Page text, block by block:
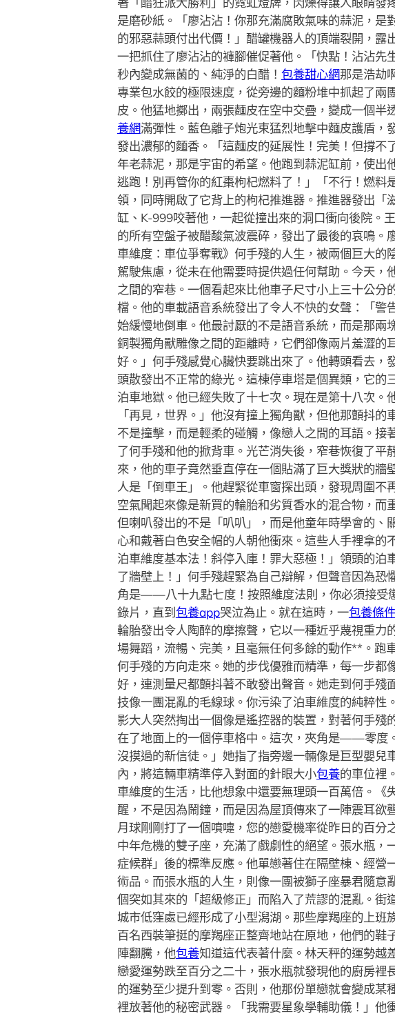
是磨砂紙。「廖沾沾！你那充滿腐敗氣味的蒜泥，
的邪惡蒜頭付出代價！」醋罐機器人的頂端裂開，露
一把抓住了廖沾沾的褲腳催促著他。「快點！沾沾
秒內變成無菌的、純淨的白醋！ 包養甜心網那是浩劫
專業包水餃的極限速度，從旁邊的麵粉堆中抓起了
皮。他猛地擲出，兩張麵皮在空中交疊，變成一個
養網滿彈性。藍色離子炮光束猛烈地擊中麵皮護盾
發出濃郁的麵香。「這麵皮的延展性！完美！但撐
年老蒜泥，那是宇宙的希望。他跑到蒜泥缸前，使
逃跑！別再管你的紅棗枸杞燃料了！」「不行！燃
領，同時開啟了它背上的枸杞推進器。推進器發出「
缸、K-999咬著他，一起從撞出來的洞口衝向後院。
的所有空盤子被醋酸氣波震碎，發出了最後的哀鳴
車維度：車位爭奪戰》何手殘的人生，被兩個巨大
駕駛焦慮，從未在他需要時提供過任何幫助。今天
之間的窄巷。一個看起來比他車子尺寸小上三十公
檔。他的車載語音系統發出了令人不快的女聲：「
始緩慢地倒車。他最討厭的不是語音系統，而是那
銅製獨角獸雕像之間的距離時，它們卻像兩片羞澀
好。」何手殘感覺心臟快要跳出來了。他轉頭看去
頭散發出不正常的綠光。這棟停車塔是個異類，它
泊車地獄。他已經失敗了十七次。現在是第十八次。
「再見，世界。」他沒有撞上獨角獸，但他那顫抖
不是撞擊，而是輕柔的碰觸，像戀人之間的耳語。
了何手殘和他的掀背車。光芒消失後，窄巷恢復了
來，他的車子竟然垂直停在一個貼滿了巨大獎狀的
人是「倒車王」。他趕緊從車窗探出頭，發現周圍
空氣聞起來像是新買的輪胎和劣質香水的混合物，而
但喇叭發出的不是「叭叭」，而是他童年時學會的
心和戴著白色安全帽的人朝他衝來。這些人手裡拿
泊車維度基本法！斜停入庫！罪大惡極！」領頭的
了牆壁上！」何手殘趕緊為自己辯解，但聲音因為
角是——八十九點七度！按照維度法則，你必須接受
錄片，直到包養app哭泣為止。就在這時，一包養條件
輪胎發出令人陶醉的摩擦聲，它以一種近乎蔑視重
場舞蹈，流暢、完美，且毫無任何多餘的動作**。跑
何手殘的方向走來。她的步伐優雅而精準，每一步
好，連測量尺都顫抖著不敢發出聲音。她走到何手
技像一團混亂的毛線球。你污染了泊車維度的純粹
影大人突然掏出一個像是遙控器的裝置，對著何手
在了地面上的一個停車格中。這次，夾角是——零度
沒摸過的新信徒。」她指了指旁邊一輛像是巨型嬰
內，將這輛車精準停入對面的針眼大小包養的車位裡
車維度的生活，比他想象中還要無理頭一百萬倍。
醒，不是因為鬧鐘，而是因為屋頂傳來了一陣震耳
月球剛剛打了一個噴嚏，您的戀愛機率從昨日的百
中年危機的雙子座，充滿了戲劇性的絕望。張水瓶
症候群」後的標準反應。他單戀著住在隔壁棟、經
術品。而張水瓶的人生，則像一團被獅子座暴君隨
個突如其來的「超級修正」而陷入了荒謬的混亂。
城市低窪處已經形成了小型潟湖。那些摩羯座的上
百名西裝筆挺的摩羯座正整齊地站在原地，他們的
陣翻騰，他包養知道這代表著什麼。林天秤的運勢越
戀愛運勢跌至百分之二十，張水瓶就發現他的廚房
的運勢至少提升到零。否則，他那份單戀就會變成
裡放著他的秘密武器。「我需要星象學輔助儀！」他